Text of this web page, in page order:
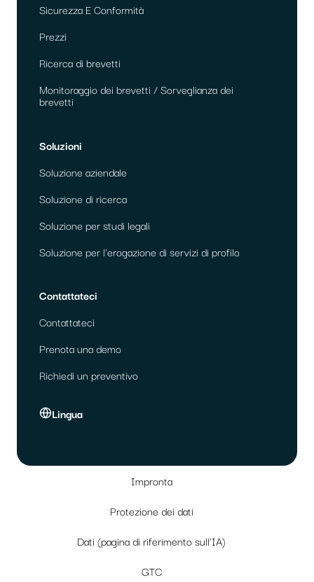
Sicurezza E Conformità
Prezzi
Ricerca di brevetti
Monitoraggio dei brevetti / Sorveglianza dei
brevetti
Soluzioni
Soluzione aziendale
Soluzione di ricerca
Soluzione per studi legali
Soluzione per l'erogazione di servizi di profilo
Contattateci
Contattateci
Prenota una demo
Richiedi un preventivo
Lingua
Impronta
Protezione dei dati
Dati (pagina di riferimento sull'IA)
GTC